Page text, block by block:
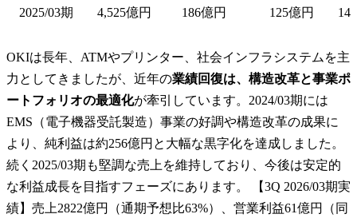
2025/03期 4,525億円 186億円 125億円
OKIは長年、ATMやプリンター、社会インフラシステムを主
力としてきましたが、近年の業績回復は、構造改革と事業ポ
ートフォリオの最適化が牽引しています。2024/03期には
EMS（電子機器受託製造）事業の好調や構造改革の成果に
より、純利益は約256億円と大幅な黒字化を達成しました。
続く2025/03期も堅調な売上を維持しており、今後は安定的
な利益成長を目指すフェーズにあります。 【3Q 2026/03期実
績】売上2822億円（通期予想比63%）、営業利益61億円（同